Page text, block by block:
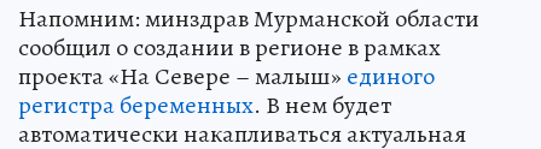
Напомним: минздрав Мурманской области
сообщил о создании в регионе в рамках
проекта «На Севере – малыш» единого
регистра беременных. В нем будет
автоматически накапливаться актуальная